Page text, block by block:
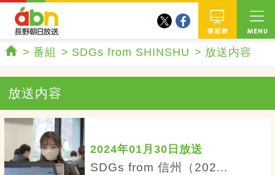
番組
twitterfacebook
番組 SDGs from SHINSHU 放送内容
放送内容
2024年01月30日放送
SDGs from 信州（202...